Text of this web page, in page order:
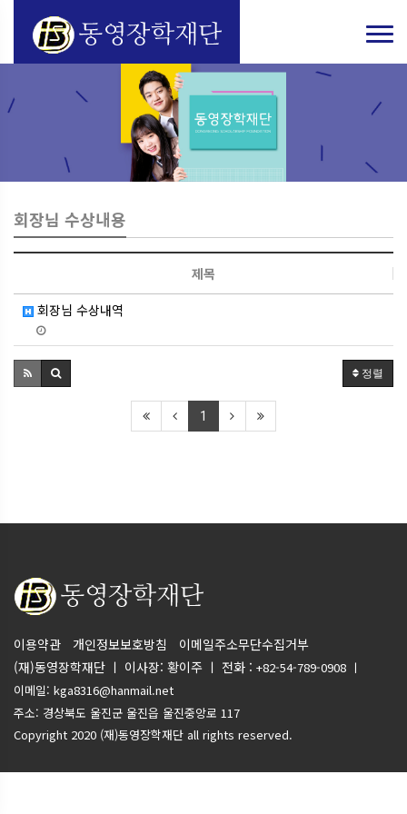
회장님 수상내용
제목
회장님 수상내역
정렬
1
이용약관 개인정보보호방침
이메일주소무단수집거부
(재)동영장학재단 ㅣ 이사장: 황이주 ㅣ 전화 : +82-54-789-0908 ㅣ
이메일: kga8316@hanmail.net
주소: 경상북도 울진군 울진읍 울진중앙로 117
Copyright 2020 (재)동영장학재단 all rights reserved.